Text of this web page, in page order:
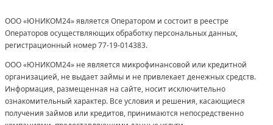
ООО «ЮНИКОМ24» является Оператором и состоит в реестре
Операторов осуществляющих обработку персональных данных,
регистрационный номер 77-19-014383.
ООО «ЮНИКОМ24» не является микрофинансовой или кредитной
организацией, не выдает займы и не привлекает денежных средств.
Информация, размещенная на сайте, носит исключительно
ознакомительный характер. Все условия и решения, касающиеся
получения займов или кредитов, принимаются непосредственно